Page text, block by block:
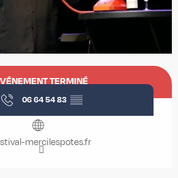
TERMINÉ
06 64 54 83 ▒▒
mercilespotes.fr